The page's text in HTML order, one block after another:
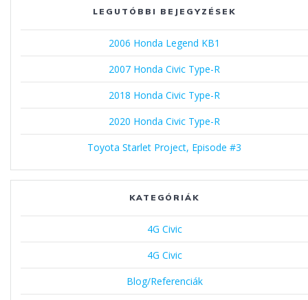
LEGUTÓBBI BEJEGYZÉSEK
2006 Honda Legend KB1
2007 Honda Civic Type-R
2018 Honda Civic Type-R
2020 Honda Civic Type-R
Toyota Starlet Project, Episode #3
KATEGÓRIÁK
4G Civic
4G Civic
Blog/Referenciák